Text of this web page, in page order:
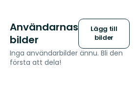
Användarnas
bilder
Lägg till
bilder
Inga användarbilder ännu. Bli den
första att dela!